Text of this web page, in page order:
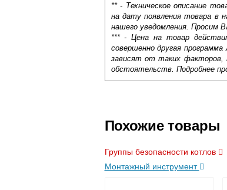
** - Техническое описание
на дату появления товара в
нашего уведомления. Просим
*** - Цена на товар
совершенно другая
зависят от таких факторов,
обстоятельств. Подробнее
Термостатическая арматура
VALTEC VT.1500 и другие
функциональные элементы,
займет много времени.
Доставка сантехники по
Возможные способы оплаты:
Банковской картой на
Банковской картой при
Интернет-деньгами
Похожие товары
Группы безопасности котлов
Монтажный инструмент